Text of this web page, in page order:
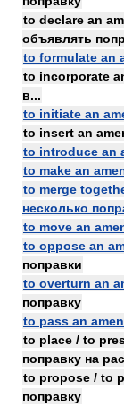
to declare an
объявлять
to formulate an
to incorporate
в...
to initiate an
to insert an
to introduce an
to make an
to merge
несколько
to move an
to oppose an
поправки
to overturn an
поправку
to pass an
to place / to
поправку на
to propose / to
поправку